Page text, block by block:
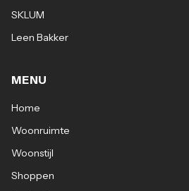
SKLUM
Leen Bakker
MENU
Home
Woonruimte
Woonstijl
Shoppen